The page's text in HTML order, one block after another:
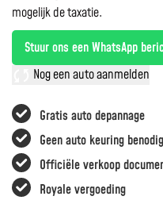
Gratis auto depannage
Geen auto keuring
Officiële verkoop
Royale vergoeding
mogelijk de taxatie.
Stuur ons een WhatsApp
Nog een auto aanmelden